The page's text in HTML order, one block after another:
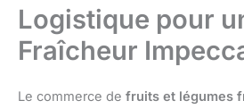
Logistique pour
Fraîcheur
Le commerce de fruits et légumes